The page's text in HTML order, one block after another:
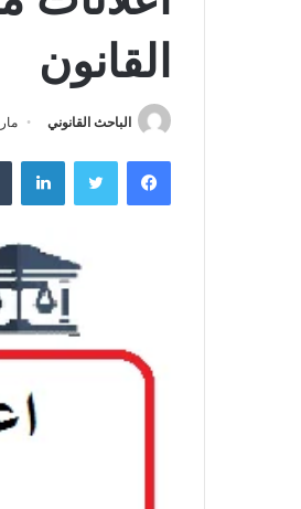
القانون
الباحث القانوني مارس
فيسبوك تويتر